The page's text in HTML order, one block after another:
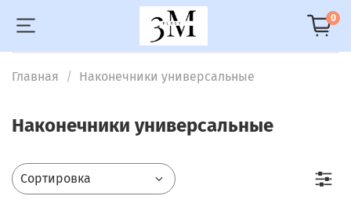
0
Главная Наконечники универсальные
Наконечники универсальные